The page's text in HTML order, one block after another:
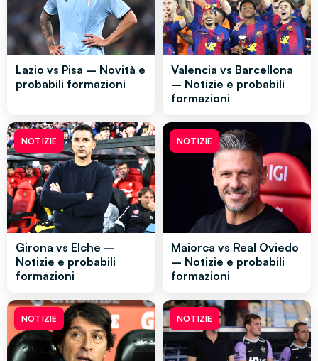
Lazio vs Pisa – Novità e
probabili formazioni
Valencia vs Barcellona
– Notizie e probabili
formazioni
NOTIZIE
Girona vs Elche –
Notizie e probabili
formazioni
NOTIZIE
Maiorca vs Real Oviedo
– Notizie e probabili
formazioni
NOTIZIE NOTIZIE